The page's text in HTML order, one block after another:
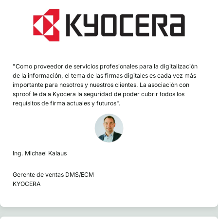
"Como proveedor de servicios profesionales para la digitalización
de la información, el tema de las firmas digitales es cada vez más
importante para nosotros y nuestros clientes. La asociación con
sproof le da a Kyocera la seguridad de poder cubrir todos los
requisitos de firma actuales y futuros".
Ing. Michael Kalaus
Gerente de ventas DMS/ECM
KYOCERA